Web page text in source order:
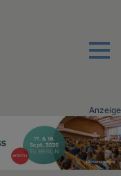
Menu
Anzeige